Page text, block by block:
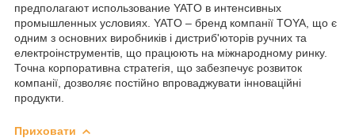
предполагают использование YATO в интенсивных
промышленных условиях. YATO – бренд компанії TOYA, що є
одним з основних виробників і дистриб'юторів ручних та
електроінструментів, що працюють на міжнародному ринку.
Точна корпоративна стратегія, що забезпечує розвиток
компанії, дозволяє постійно впроваджувати інноваційні
продукти.
Приховати